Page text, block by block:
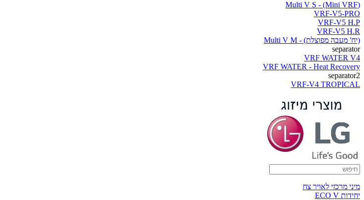
(Multi V S - (Mini VRF
VRF-V5-PRO
VRF-V5 H.P
VRF-V5 H.R
(יח' מעבה מפוצלת) - Multi V M
separator
VRF WATER V4
VRF WATER - Heat Recovery
separator2
VRF-V4 TROPICAL
מיני מרכזי לאויר צח
יחידות ECO V